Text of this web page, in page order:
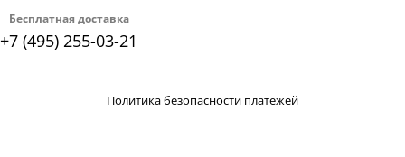
Бесплатная доставка
+7 (495) 255-03-21
Политика безопасности платежей